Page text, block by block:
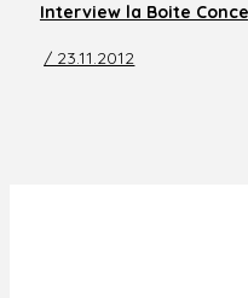
Interview la Boite
/ 23.11.2012